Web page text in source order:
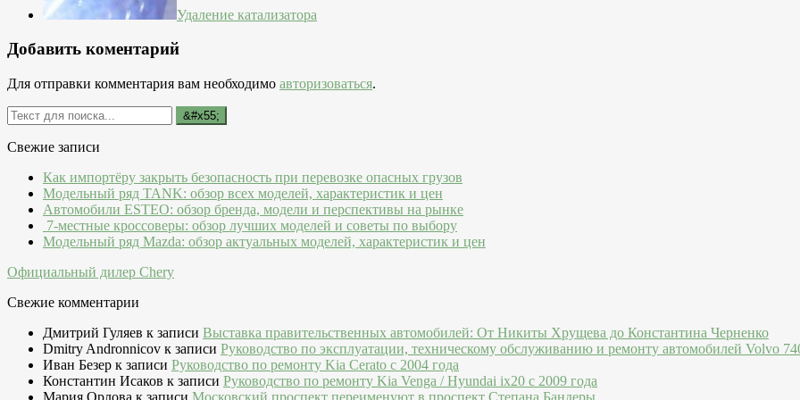
Удаление катализатора
Добавить коментарий
Для отправки комментария вам необходимо авторизоваться.
Свежие записи
Как импортёру закрыть безопасность при перевозке опасных грузов
Модельный ряд TANK: обзор всех моделей, характеристик и цен
Автомобили ESTEO: обзор бренда, модели и перспективы на рынке
7-местные кроссоверы: обзор лучших моделей и советы по выбору
Модельный ряд Mazda: обзор актуальных моделей, характеристик и цен
Официальный дилер Chery
Свежие комментарии
Дмитрий Гуляев к записи Выставка правительственных автомобилей: От Никиты Хрущева до Константина Черненко
Dmitry Andronnicov к записи Руководство по эксплуатации, техническому обслуживанию и ремонту автомобилей Volvo
Иван Безер к записи Руководство по ремонту Kia Cerato c 2004 года
Константин Исаков к записи Руководство по ремонту Kia Venga / Hyundai ix20 c 2009 года